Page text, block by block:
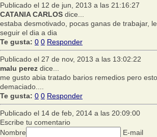
Publicado el 12 de jun, 2013 a las 21:16:27
CATANIA CARLOS dice...
estaba desmotivado, pocas ganas de trabajar,
seguir el dia a dia
Te gusta: 0 0 Responder
Publicado el 27 de nov, 2013 a las 13:02:22
malu perez dice...
me gusto abia tratado barios remedios pero
demaciado....
Te gusta: 0 0 Responder
Publicado el 14 de feb, 2014 a las 20:09:00
Escribe tu comentario
Nombre
E-mail